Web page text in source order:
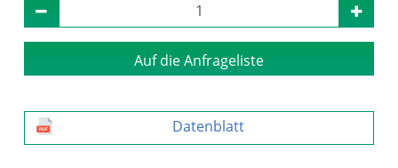
Auf die Anfrageliste
Datenblatt